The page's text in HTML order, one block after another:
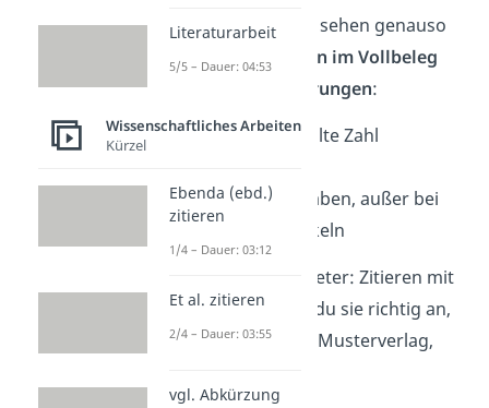
Die Quellenangaben sehen genauso
auswie die Fußnoten im Vollbeleg
mit folgenden
Änderungen:
keinehochgestellte Zahl
keineSeitenangaben, außer bei
Zeitschriftenartikeln
Müller, Jan/Jakobs, Peter: Zitieren mit
Fußnoten – So gibst du sie richtig an,
Deutschland, Berlin: Musterverlag,
Literaturarbeit
5/5 – Dauer: 04:53
Wissenschaftliches Arbeiten
Kürzel
Ebenda (ebd.)
zitieren
1/4 – Dauer: 03:12
Et al. zitieren
2/4 – Dauer: 03:55
vgl. Abkürzung